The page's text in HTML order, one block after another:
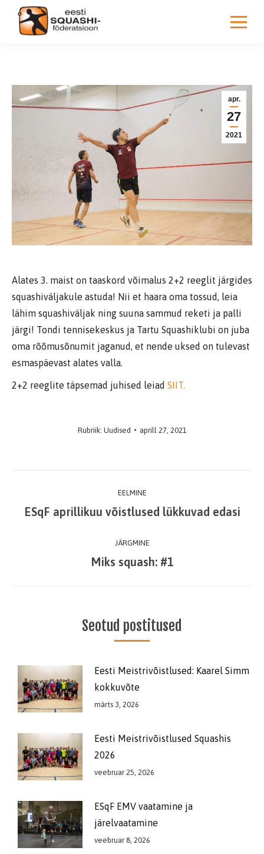
apr.
27
2021
Alates 3. maist on taaskord võimalus 2+2 reeglit järgides
squashiväljakule astuda! Nii et haara oma tossud, leia
lähim squashiväljak ning suuna sammud reketi ja palli
järgi! Tondi tennisekeskus ja Tartu Squashiklubi on juba
oma rõõmusõnumit jaganud, et nende uksed on tulevast
esmaspäevast alates valla.
2+2 reeglite täpsemad juhised leiad SIIT.
Rubriik: Uudised aprill 27, 2021
navigation
EELMINE
Previous
ESqF aprillikuu võistlused lükkuvad edasi
JÄRGMINE
Next
Miks squash: #1
Seotud postitused
Eesti Meistrivõistlused: Kaarel Simm
kokkuvõte
märts 3, 2026
Eesti Meistrivõistlused Squashis
2026
veebruar 25, 2026
ESqF EMV vaatamine ja
järelvaatamine
veebruar 8, 2026